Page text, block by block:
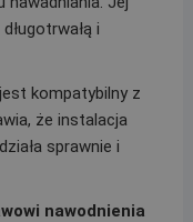
i
kompatybilny z
że instalacja
sprawnie i
nawodnienia